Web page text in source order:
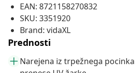
EAN: 8721158270832
SKU: 3351920
Brand: vidaXL
Prednosti
Narejena iz trpežnega